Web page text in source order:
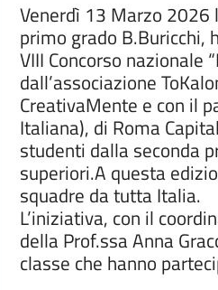
Venerdì 13 Marzo 2026
primo grado B.Buricchi,
VIII Concorso nazionale
dall’associazione
CreativaMente e con il
Italiana), di Roma
studenti dalla seconda
superiori.A questa
squadre da tutta Italia.
L’iniziativa, con il
della Prof.ssa Anna
classe che hanno